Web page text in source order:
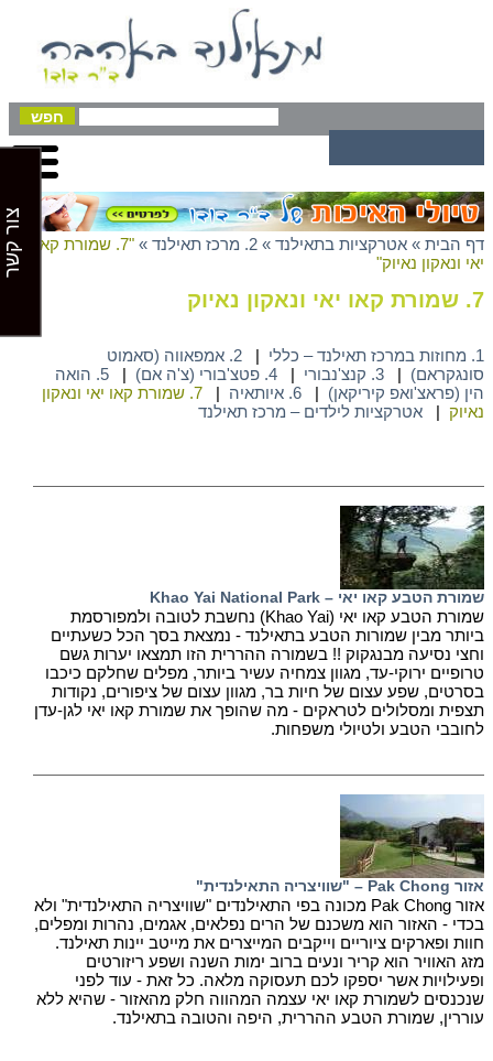
דף הבית » אטרקציות בתאילנד » 2. מרכז תאילנד »
"7. שמורת קאו
יאי ונאקון נאיוק"
7. שמורת קאו יאי ונאקון נאיוק
1. מחוזות במרכז תאילנד – כללי |
2. אמפאווה (סאמוט
סונגקראם) | 3. קנצ'נבורי | 4. פטצ'בורי (צ'ה אם) |
5. הואה
הין (פראצ'ואפ קיריקאן) | 6. איותאיה |
7. שמורת קאו יאי ונאקון
נאיוק | אטרקציות לילדים – מרכז תאילנד
שמורת הטבע קאו יאי – Khao Yai National Park
שמורת הטבע קאו יאי (Khao Yai) נחשבת לטובה ולמפורסמת
ביותר מבין שמורות הטבע בתאילנד - נמצאת בסך הכל כשעתיים
וחצי נסיעה מבנגקוק !! בשמורה ההררית הזו תמצאו יערות גשם
טרופיים ירוקי-עד, מגוון צמחיה עשיר ביותר, מפלים שחלקם כיכבו
בסרטים, שפע עצום של חיות בר, מגוון עצום של ציפורים, נקודות
תצפית ומסלולים לטראקים - מה שהופך את שמורת קאו יאי לגן-עדן
לחובבי הטבע ולטיולי משפחות.
אזור Pak Chong – "שוויצריה התאילנדית"
אזור Pak Chong מכונה בפי התאילנדים "שוויצריה התאילנדית" ולא
בכדי - האזור הוא משכנם של הרים נפלאים, אגמים, נהרות ומפלים,
חוות ופארקים ציוריים וייקבים המייצרים את מייטב יינות תאילנד.
מזג האוויר הוא קריר ונעים ברוב ימות השנה ושפע ריזורטים
ופעילויות אשר יספקו לכם תעסוקה מלאה. כל זאת - עוד לפני
שנכנסים לשמורת קאו יאי עצמה המהווה חלק מהאזור - שהיא ללא
עוררין, שמורת הטבע ההררית, היפה והטובה בתאילנד.
צור קשר